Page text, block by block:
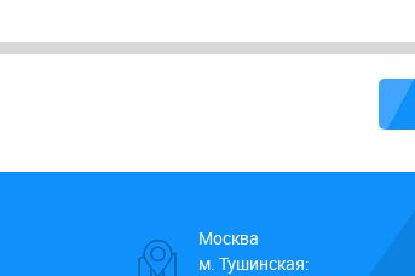
Москва
м. Тушинская: